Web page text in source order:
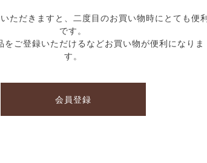
ただきますと、二度目のお買い物時にとても便利
です。
をご登録いただけるなどお買い物が便利になりま
す。
会員登録